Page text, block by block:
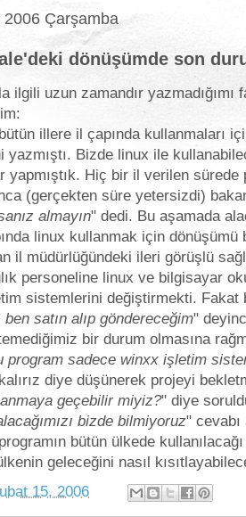
2006 Çarşamba
dönüşümde son
ilgili uzun zamandır yazmadığımı
illere il çapında kullanmaları
yazmıştı. Bizde linux ile
yapmıştık. Hiç bir il verilen
(gerçekten süre yetersizdi)
almayın" dedi. Bu aşamada
linux kullanmak için dönüşümü
il müdürlüğündeki ileri görüşlü
personeline linux ve bilgisayar
sistemlerini değiştirmekti. Fakat
ben satın alıp göndereceğim"
bir durum olmasına
program sadece winxx işletim
diye düşünerek projeyi
geçebilir miyiz?" diye
bizde bilmiyoruz" cevabı
bütün ülkede
geleceğini nasıl
15, 2006